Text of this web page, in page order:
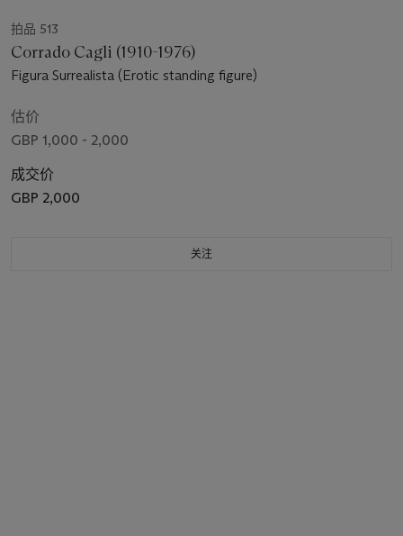
拍品 513
Corrado Cagli (1910-1976)
Figura Surrealista (Erotic standing figure)
估价
GBP 1,000 - 2,000
成交价
GBP 2,000
关注